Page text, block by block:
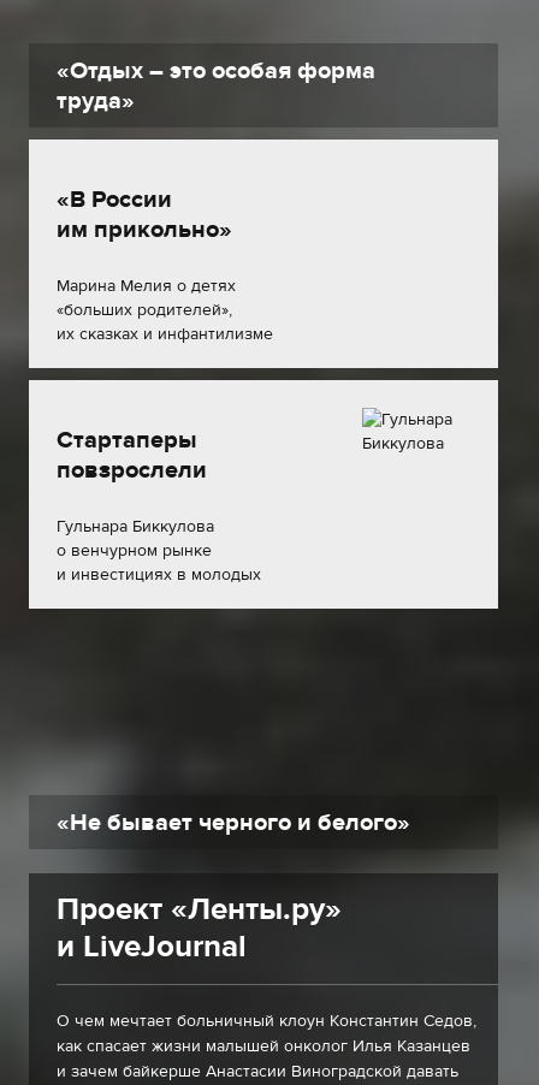
«Отдых – это особая форма
труда»
«В России
им прикольно»
Марина Мелия о детях
«больших родителей»,
их сказках и инфантилизме
Стартаперы
повзрослели
Гульнара Биккулова
о венчурном рынке
и инвестициях в молодых
«Не бывает черного и белого»
Проект «Ленты.ру»
и LiveJournal
О чем мечтает больничный клоун Константин Седов,
как спасает жизни малышей онколог Илья Казанцев
и зачем байкерше Анастасии Виноградcкой давать